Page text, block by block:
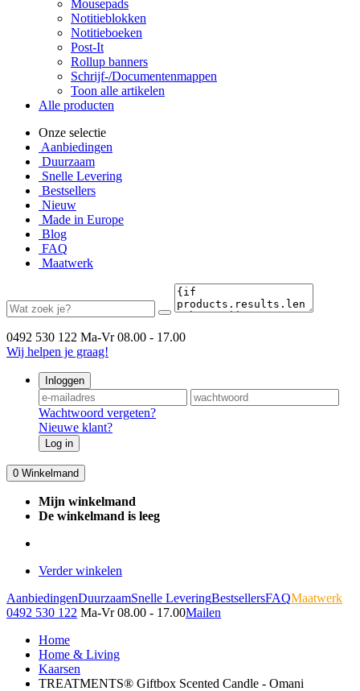
Mousepads
Notitieblokken
Notitieboeken
Post-It
Rollup banners
Schrijf-/Documentenmappen
Toon alle artikelen
Alle producten
Onze selectie
Aanbiedingen
Duurzaam
Snelle Levering
Bestsellers
Nieuw
Made in Europe
Blog
FAQ
Maatwerk
0492 530 122 Ma-Vr 08.00 - 17.00
Wij helpen je graag!
Inloggen
Wachtwoord vergeten?
Nieuwe klant?
Log in
0 Winkelmand
Mijn winkelmand
De winkelmand is leeg
Verder winkelen
AanbiedingenDuurzaamSnelle LeveringBestsellersFAQMaatwerk
0492 530 122 Ma-Vr 08.00 - 17.00Mailen
Home
Home & Living
Kaarsen
TREATMENTS® Giftbox Scented Candle - Omani